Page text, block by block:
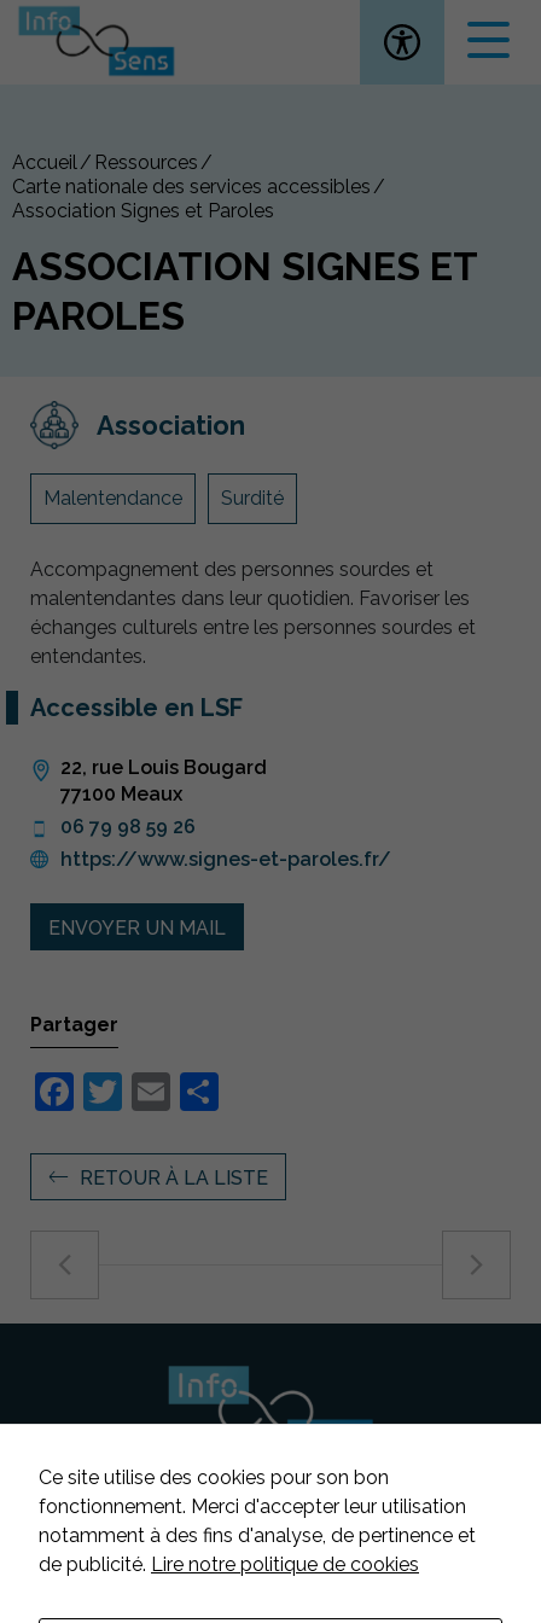
Ouvrir la
Accueil
Ressources
Carte nationale des services accessibles
Association Signes et Paroles
ASSOCIATION SIGNES ET
PAROLES
Association
Malentendance Surdité
Accompagnement des personnes sourdes et
malentendantes dans leur quotidien. Favoriser les
échanges culturels entre les personnes sourdes et
entendantes.
Accessible en LSF
22, rue Louis Bougard
77100 Meaux
06 79 98 59 26
https://www.signes-et-paroles.fr/
ENVOYER UN MAIL
Partager
Facebook
Twitter
Email
RETOUR À LA LISTE
Suivez-nous
Ce site utilise des cookies pour son bon
fonctionnement. Merci d'accepter leur utilisation
notamment à des fins d'analyse, de pertinence et
de publicité. Lire notre politique de cookies